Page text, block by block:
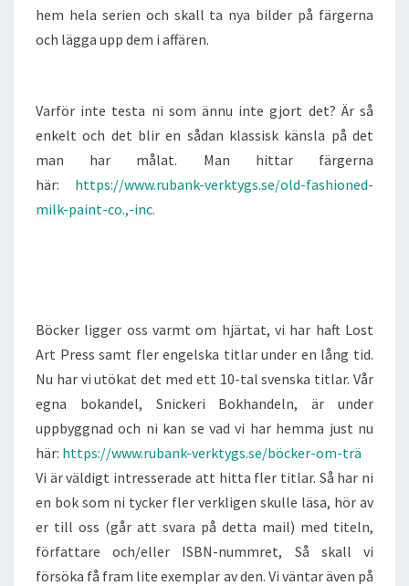
hem hela serien och skall ta nya bilder på färgerna
och lägga upp dem i affären.
Varför inte testa ni som ännu inte gjort det? Är så
enkelt och det blir en sådan klassisk känsla på det
man har målat. Man hittar färgerna
här: https://www.rubank-verktygs.se/old-fashioned-
milk-paint-co.,-inc.
Böcker ligger oss varmt om hjärtat, vi har haft Lost
Art Press samt fler engelska titlar under en lång tid.
Nu har vi utökat det med ett 10-tal svenska titlar. Vår
egna bokandel, Snickeri Bokhandeln, är under
uppbyggnad och ni kan se vad vi har hemma just nu
här: https://www.rubank-verktygs.se/böcker-om-trä
Vi är väldigt intresserade att hitta fler titlar. Så har ni
en bok som ni tycker fler verkligen skulle läsa, hör av
er till oss (går att svara på detta mail) med titeln,
författare och/eller ISBN-nummret, Så skall vi
försöka få fram lite exemplar av den. Vi väntar även på